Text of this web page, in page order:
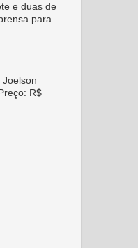
e duas de
para
Joelson
R$